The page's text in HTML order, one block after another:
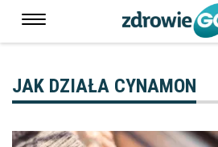
JAK DZIAŁA CYNAMON